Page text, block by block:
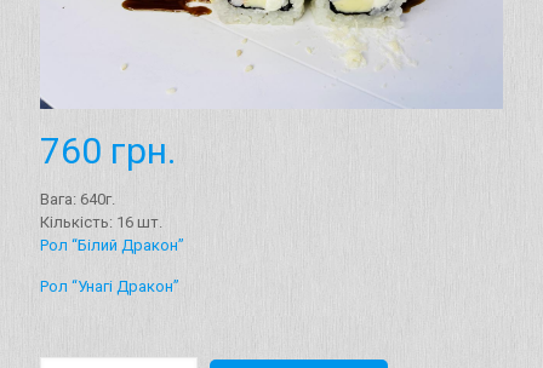
760 грн.
Вага: 640г.
Кількість: 16 шт.
Рол “Білий Дракон”
Рол “Унагі Дракон”